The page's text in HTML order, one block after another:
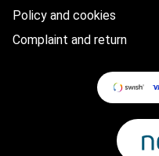
Policy and cookies
Complaint and return